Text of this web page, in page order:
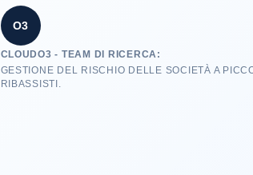
O3
CLOUDO3 - TEAM DI RICERCA:
GESTIONE DEL RISCHIO DELLE SOCIETÀ A
RIBASSISTI.